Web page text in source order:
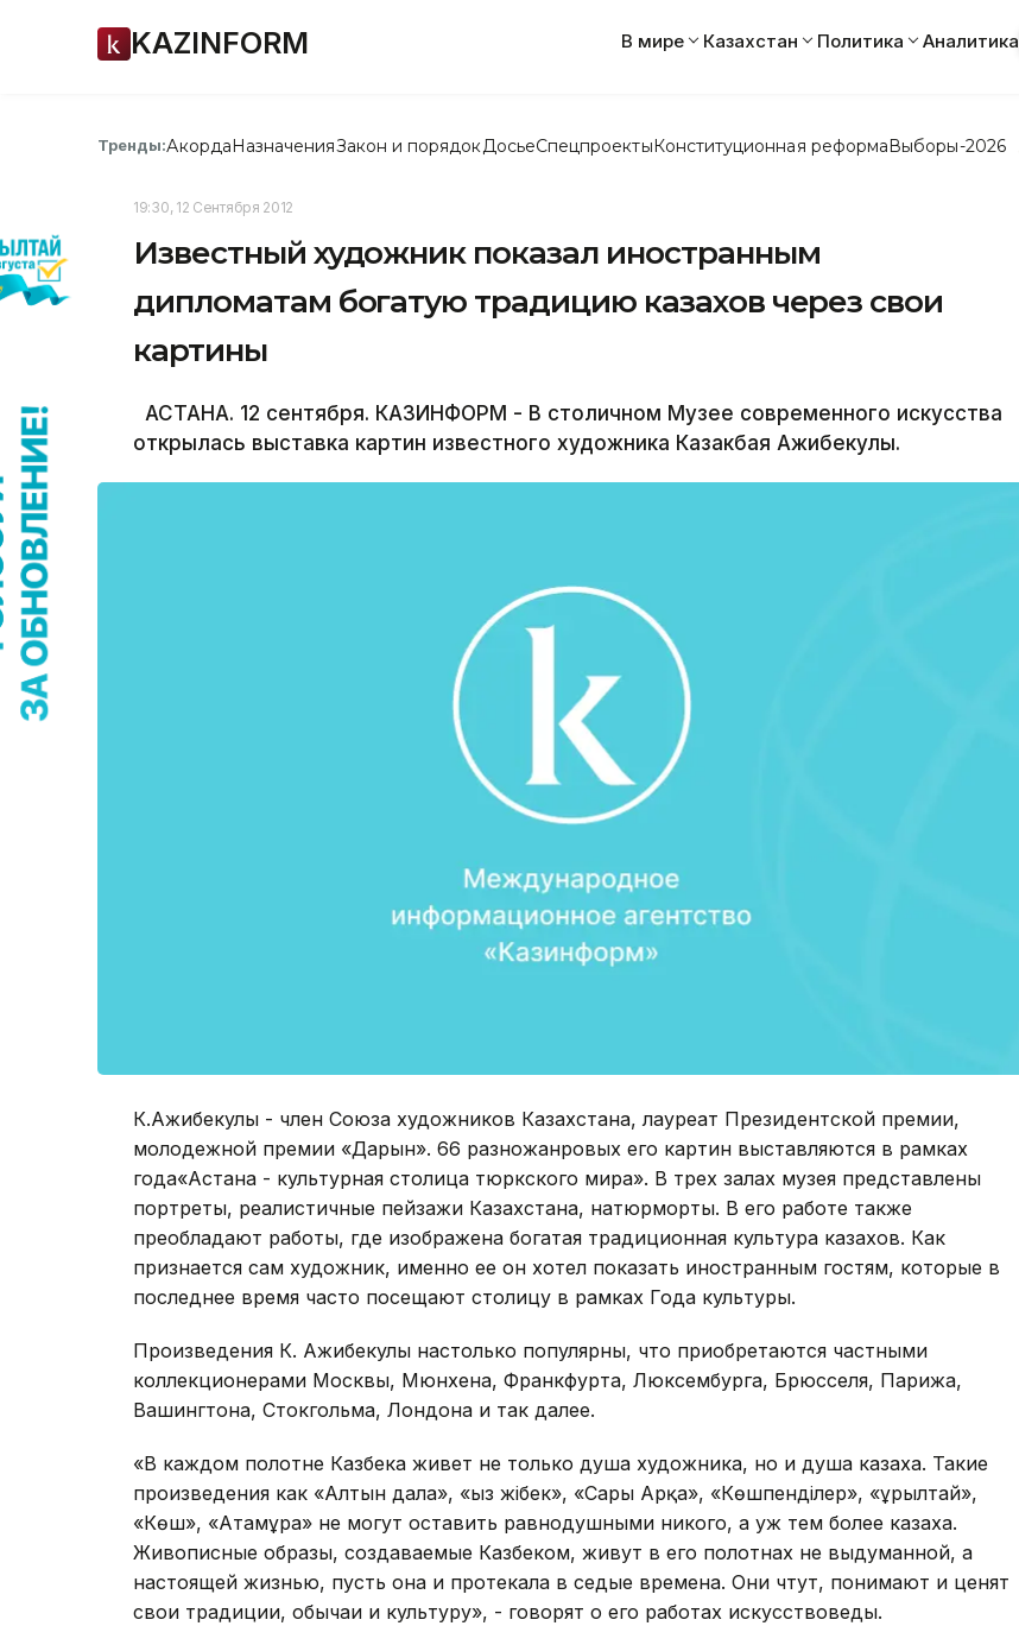
KAZINFORM В мире Казахстан Политика Аналитика
Тренды:АкордаНазначенияЗакон и порядок ДосьеСпецпроектыКонституционная реформаВыборы-2026
19:30, 12 Сентября 2012
Известный художник показал иностранным
дипломатам богатую традицию казахов через свои
картины
АСТАНА. 12 сентября. КАЗИНФОРМ - В столичном Музее современного искусства
открылась выставка картин известного художника Казакбая Ажибекулы.
К.Ажибекулы - член Союза художников Казахстана, лауреат Президентской премии,
молодежной премии «Дарын». 66 разножанровых его картин выставляются в рамках
года«Астана - культурная столица тюркского мира». В трех залах музея представлены
портреты, реалистичные пейзажи Казахстана, натюрморты. В его работе также
преобладают работы, где изображена богатая традиционная культура казахов. Как
признается сам художник, именно ее он хотел показать иностранным гостям, которые в
последнее время часто посещают столицу в рамках Года культуры.
Произведения К. Ажибекулы настолько популярны, что приобретаются частными
коллекционерами Москвы, Мюнхена, Франкфурта, Люксембурга, Брюсселя, Парижа,
Вашингтона, Стокгольма, Лондона и так далее.
«В каждом полотне Казбека живет не только душа художника, но и душа казаха. Такие
произведения как «Алтын дала», «Қыз жібек», «Сары Арқа», «Көшпенділер», «Құрылтай»,
«Көш», «Атамұра» не могут оставить равнодушными никого, а уж тем более казаха.
Живописные образы, создаваемые Казбеком, живут в его полотнах не выдуманной, а
настоящей жизнью, пусть она и протекала в седые времена. Они чтут, понимают и ценят
свои традиции, обычаи и культуру», - говорят о его работах искусствоведы.